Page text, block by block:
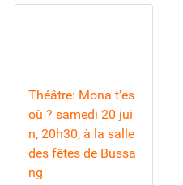
Théâtre: Mona t'es
où ? samedi 20 jui
n, 20h30, à la salle
des fêtes de Bussa
ng